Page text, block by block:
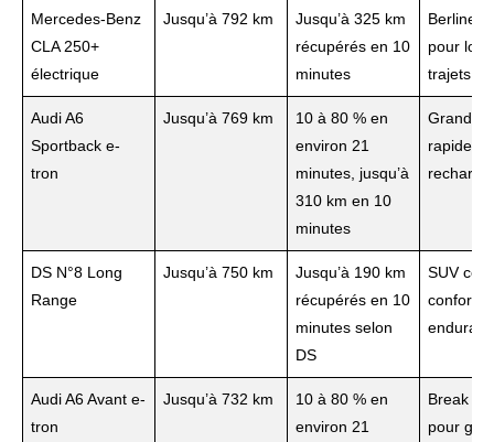
Mercedes-Benz
CLA 250+
électrique
Jusqu’à 792 km
Jusqu’à 325 km
récupérés en 10
minutes
Berline
pour
trajets
Audi A6
Sportback e-
tron
Jusqu’à 769 km
10 à 80 % en
environ 21
minutes, jusqu’à
310 km en 10
minutes
Grande
rapide à
DS N°8 Long
Range
Jusqu’à 750 km
Jusqu’à 190 km
récupérés en 10
minutes selon
DS
SUV
endurant
Audi A6 Avant e-
tron
Jusqu’à 732 km
10 à 80 % en
environ 21
Break
pour gros